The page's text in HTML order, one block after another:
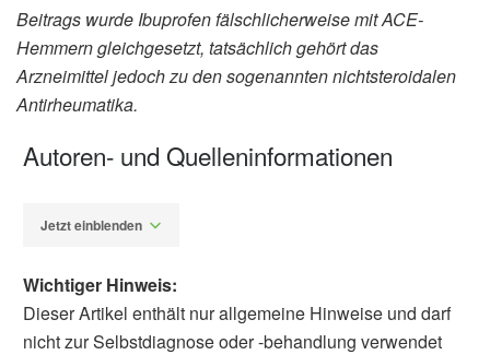
Beitrags wurde Ibuprofen fälschlicherweise mit ACE-
Hemmern gleichgesetzt, tatsächlich gehört das
Arzneimittel jedoch zu den sogenannten nichtsteroidalen
Antirheumatika.
Autoren- und Quelleninformationen
Jetzt einblenden
Wichtiger Hinweis:
Dieser Artikel enthält nur allgemeine Hinweise und darf
nicht zur Selbstdiagnose oder -behandlung verwendet